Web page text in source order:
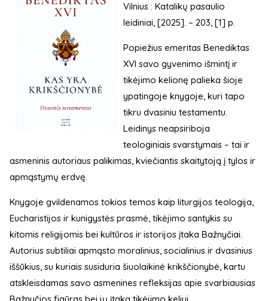
Vilnius : Katalikų pasaulio
leidiniai, [2025]. – 203, [1] p.
Popiežius emeritas Benediktas
XVI savo gyvenimo išmintį ir
tikėjimo kelionę palieka šioje
ypatingoje knygoje, kuri tapo
tikru dvasiniu testamentu.
Leidinys neapsiriboja
teologiniais svarstymais – tai ir
asmeninis autoriaus palikimas, kviečiantis skaitytoją į tylos ir
apmąstymų erdvę.
Knygoje gvildenamos tokios temos kaip liturgijos teologija,
Eucharistijos ir kunigystės prasmė, tikėjimo santykis su
kitomis religijomis bei kultūros ir istorijos įtaka Bažnyčiai.
Autorius subtiliai apmąsto moralinius, socialinius ir dvasinius
iššūkius, su kuriais susiduria šiuolaikinė krikščionybė, kartu
atskleisdamas savo asmenines refleksijas apie svarbiausias